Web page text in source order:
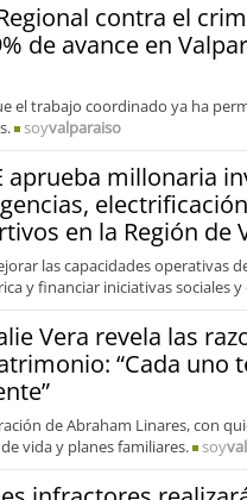
contra el
de avance en
el trabajo coordinado ya ha
soyvalparaiso
aprueba millonaria
en la Región de
las capacidades operativas
y financiar iniciativas sociales
Vera revela las
“Cada uno
de Abraham Linares, con
vida y planes familiares.
soy